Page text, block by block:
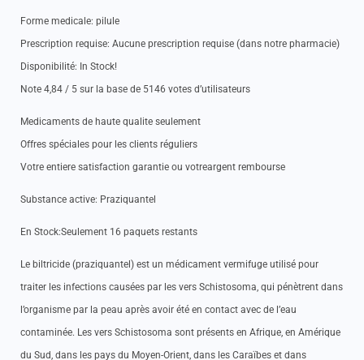
Forme medicale: pilule
Prescription requise: Aucune prescription requise (dans notre pharmacie)
Disponibilité: In Stock!
Note 4,84 / 5 sur la base de 5146 votes d’utilisateurs
Medicaments de haute qualite seulement
Offres spéciales pour les clients réguliers
Votre entiere satisfaction garantie ou votreargent rembourse
Substance active: Praziquantel
En Stock:Seulement 16 paquets restants
Le biltricide (praziquantel) est un médicament vermifuge utilisé pour
traiter les infections causées par les vers Schistosoma, qui pénètrent dans
l’organisme par la peau après avoir été en contact avec de l’eau
contaminée. Les vers Schistosoma sont présents en Afrique, en Amérique
du Sud, dans les pays du Moyen-Orient, dans les Caraïbes et dans